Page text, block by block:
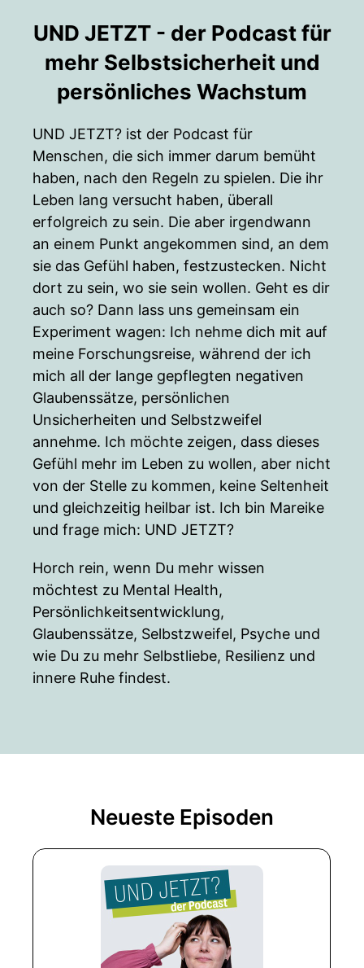
UND JETZT - der Podcast für
mehr Selbstsicherheit und
persönliches Wachstum
UND JETZT? ist der Podcast für
Menschen, die sich immer darum bemüht
haben, nach den Regeln zu spielen. Die ihr
Leben lang versucht haben, überall
erfolgreich zu sein. Die aber irgendwann
an einem Punkt angekommen sind, an dem
sie das Gefühl haben, festzustecken. Nicht
dort zu sein, wo sie sein wollen. Geht es dir
auch so? Dann lass uns gemeinsam ein
Experiment wagen: Ich nehme dich mit auf
meine Forschungsreise, während der ich
mich all der lange gepflegten negativen
Glaubenssätze, persönlichen
Unsicherheiten und Selbstzweifel
annehme. Ich möchte zeigen, dass dieses
Gefühl mehr im Leben zu wollen, aber nicht
von der Stelle zu kommen, keine Seltenheit
und gleichzeitig heilbar ist. Ich bin Mareike
und frage mich: UND JETZT?
Horch rein, wenn Du mehr wissen
möchtest zu Mental Health,
Persönlichkeitsentwicklung,
Glaubenssätze, Selbstzweifel, Psyche und
wie Du zu mehr Selbstliebe, Resilienz und
innere Ruhe findest.
Neueste Episoden